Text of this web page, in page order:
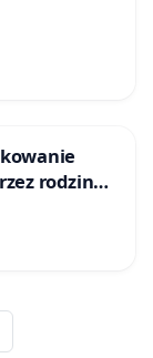
rodzinne